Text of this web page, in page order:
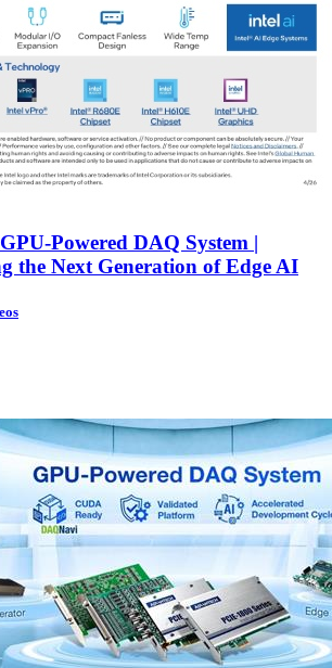
Powered DAQ System |
the Next Generation of Edge AI